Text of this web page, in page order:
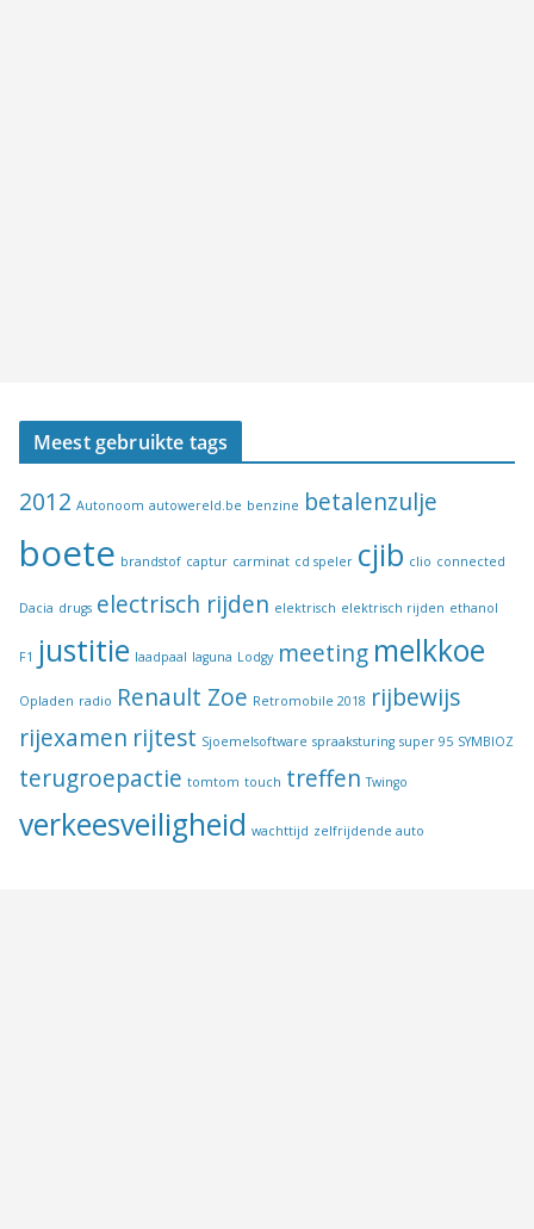
Meest gebruikte tags
2012 Autonoom autowereld.be benzine betalenzulje
boete brandstof captur carminat cd speler cjib clio connected
Dacia drugs electrisch rijden elektrisch elektrisch rijden ethanol
F1 justitie laadpaal laguna Lodgy meeting melkkoe
Opladen radio Renault Zoe Retromobile 2018 rijbewijs
rijexamen rijtest Sjoemelsoftware spraaksturing super 95 SYMBIOZ
terugroepactie tomtom touch treffen Twingo
verkeesveiligheid wachttijd zelfrijdende auto